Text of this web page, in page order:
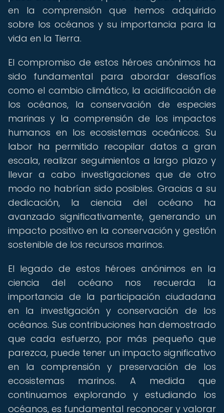
en la comprensión que hemos adquirido
sobre los océanos y su importancia para la
vida en la Tierra.
El compromiso de estos héroes anónimos ha
sido fundamental para abordar desafíos
como el cambio climático, la acidificación de
los océanos, la conservación de especies
marinas y la comprensión de los impactos
humanos en los ecosistemas oceánicos. Su
labor ha permitido recopilar datos a gran
escala, realizar seguimientos a largo plazo y
llevar a cabo investigaciones que de otro
modo no habrían sido posibles. Gracias a su
dedicación, la ciencia del océano ha
avanzado significativamente, generando un
impacto positivo en la conservación y gestión
sostenible de los recursos marinos.
El legado de estos héroes anónimos en la
ciencia del océano nos recuerda la
importancia de la participación ciudadana
en la investigación y conservación de los
océanos. Sus contribuciones han demostrado
que cada esfuerzo, por más pequeño que
parezca, puede tener un impacto significativo
en la comprensión y preservación de los
ecosistemas marinos. A medida que
continuamos explorando y estudiando los
océanos, es fundamental reconocer y valorar